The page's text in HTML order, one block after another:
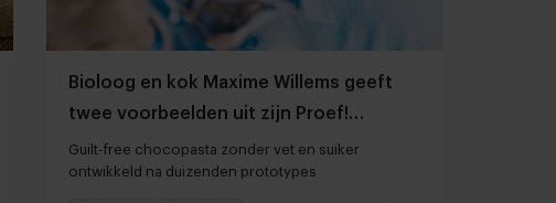
Bioloog en kok Maxime Willems geeft
twee voorbeelden uit zijn Proef!
incubatorruimte
Guilt-free chocopasta zonder vet en suiker
ontwikkeld na duizenden prototypes